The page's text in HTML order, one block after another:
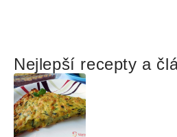
Nejlepší recepty a